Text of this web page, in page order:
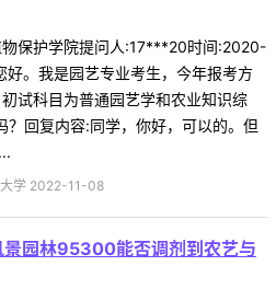
保护学院提问人:17***20时间:2020-
。我是园艺专业考生，今年报考方
试科目为普通园艺学和农业知识综
？回复内容:同学，你好，可以的。但
学 2022-11-08
景园林95300能否调剂到农艺与